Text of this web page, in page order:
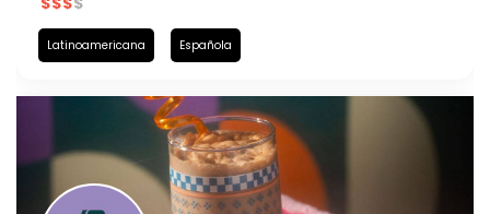
Latinoamericana Española